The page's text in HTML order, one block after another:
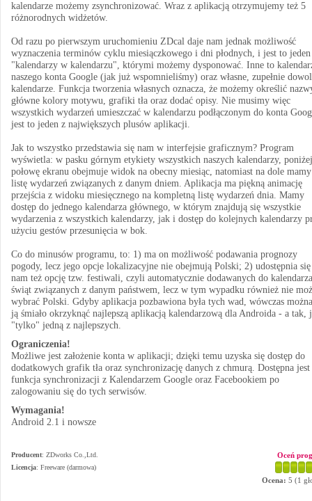
kalendarze możemy zsynchronizować. Wraz z aplikacją otrzymujemy też 5
różnorodnych widżetów.
Od razu po pierwszym uruchomieniu ZDcal daje nam jednak możliwość
wyznaczenia terminów cyklu miesiączkowego i dni płodnych, i jest to
"kalendarzy w kalendarzu", którymi możemy dysponować. Inne to
naszego konta Google (jak już wspomnieliśmy) oraz własne, zupełnie
kalendarze. Funkcja tworzenia własnych oznacza, że możemy określić
główne kolory motywu, grafiki tła oraz dodać opisy. Nie musimy więc
wszystkich wydarzeń umieszczać w kalendarzu podłączonym do konta
jest to jeden z największych plusów aplikacji.
Jak to wszystko przedstawia się nam w interfejsie graficznym? Program
wyświetla: w pasku górnym etykiety wszystkich naszych kalendarzy,
połowę ekranu obejmuje widok na obecny miesiąc, natomiast na dole mamy
listę wydarzeń związanych z danym dniem. Aplikacja ma piękną animację
przejścia z widoku miesięcznego na kompletną listę wydarzeń dnia. Mamy
dostęp do jednego kalendarza głównego, w którym znajdują się wszystkie
wydarzenia z wszystkich kalendarzy, jak i dostęp do kolejnych kalendarzy
użyciu gestów przesunięcia w bok.
Co do minusów programu, to: 1) ma on możliwość podawania prognozy
pogody, lecz jego opcje lokalizacyjne nie obejmują Polski; 2) udostępnia się
nam też opcję tzw. festiwali, czyli automatycznie dodawanych do kalendarza
świąt związanych z danym państwem, lecz w tym wypadku również nie
wybrać Polski. Gdyby aplikacja pozbawiona była tych wad, wówczas
ją śmiało okrzyknąć najlepszą aplikacją kalendarzową dla Androida - a tak,
"tylko" jedną z najlepszych.
Ograniczenia!
Możliwe jest założenie konta w aplikacji; dzięki temu uzyska się dostęp do
dodatkowych grafik tła oraz synchronizację danych z chmurą. Dostępna jest
funkcja synchronizacji z Kalendarzem Google oraz Facebookiem po
zalogowaniu się do tych serwisów.
Wymagania!
Android 2.1 i nowsze
Producent: ZDworks Co.,Ltd.
Licencja: Freeware (darmowa)
Oceń
Ocena: 5 (1